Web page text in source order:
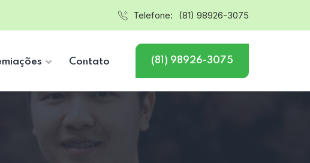
Telefone: (81) 98926-3075
Contato (81) 98926-3075